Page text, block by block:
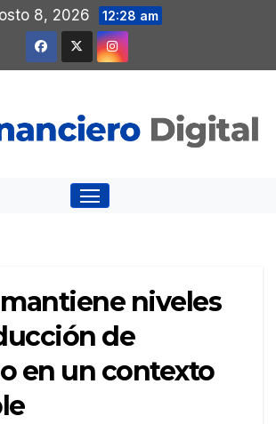
8, 2026 12:28 am
mantiene niveles
de
en un contexto